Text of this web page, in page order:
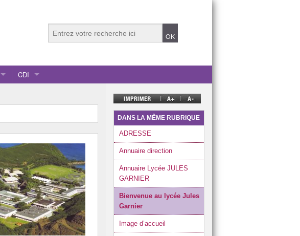
CDI
DANS LA MÊME RUBRIQUE
ADRESSE
Annuaire direction
Annuaire Lycée JULES
GARNIER
Bienvenue au lycée Jules
Garnier
Image d’accueil